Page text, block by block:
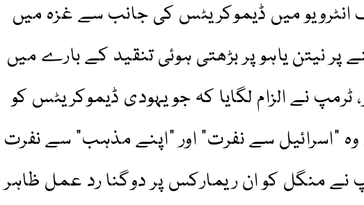
انٹرویو میں ڈیموکریٹس کی جانب سے غزہ میں
نیتن یاہو پر بڑھتی ہوئی تنقید کے بارے میں
ٹرمپ نے الزام لگایا کہ جو یہودی ڈیموکریٹس کو
"اسرائیل سے نفرت” اور "اپنے مذہب” سے نفرت
نے منگل کو ان ریمارکس پر دوگنا رد عمل ظاہر